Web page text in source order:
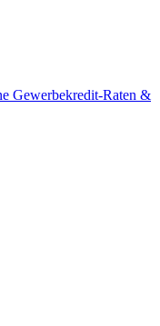
Gewerbekredit-Raten &